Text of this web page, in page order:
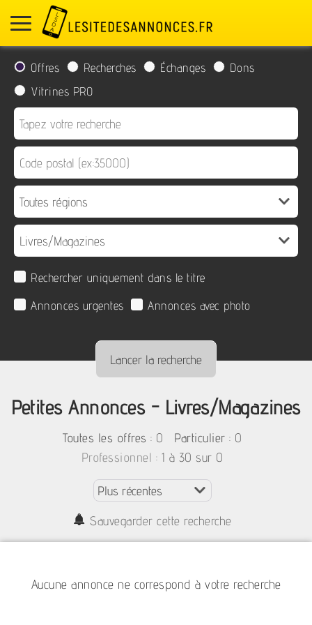
Offres Recherches Échanges
Dons
Vitrines PRO
Rechercher uniquement dans le titre
Annonces urgentes
Annonces avec photo
Petites Annonces - Livres/Magazines
Toutes les offres : 0 Particulier : 0
Professionnel : 1 à 30 sur 0
Sauvegarder cette recherche
Aucune annonce ne correspond à votre recherche